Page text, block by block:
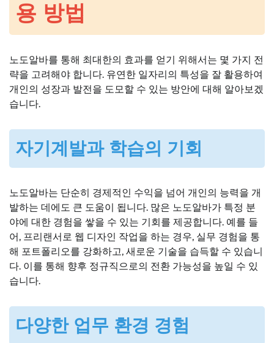
용 방법
노도알바를 통해 최대한의 효과를 얻기 위해서는 몇 가지 전
략을 고려해야 합니다. 유연한 일자리의 특성을 잘 활용하여
개인의 성장과 발전을 도모할 수 있는 방안에 대해 알아보겠
습니다.
자기계발과 학습의 기회
노도알바는 단순히 경제적인 수익을 넘어 개인의 능력을 개
발하는 데에도 큰 도움이 됩니다. 많은 노도알바가 특정 분
야에 대한 경험을 쌓을 수 있는 기회를 제공합니다. 예를 들
어, 프리랜서로 웹 디자인 작업을 하는 경우, 실무 경험을 통
해 포트폴리오를 강화하고, 새로운 기술을 습득할 수 있습니
다. 이를 통해 향후 정규직으로의 전환 가능성을 높일 수 있
습니다.
다양한 업무 환경 경험